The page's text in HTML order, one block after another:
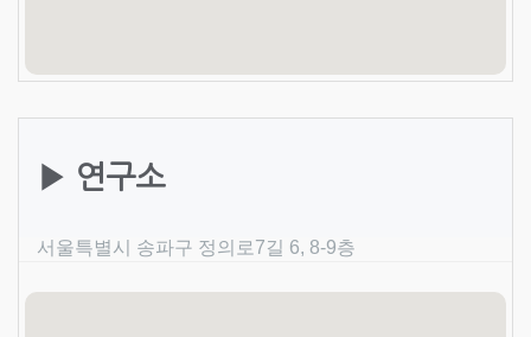
▶ 연구소
서울특별시 송파구 정의로7길 6, 8-9층